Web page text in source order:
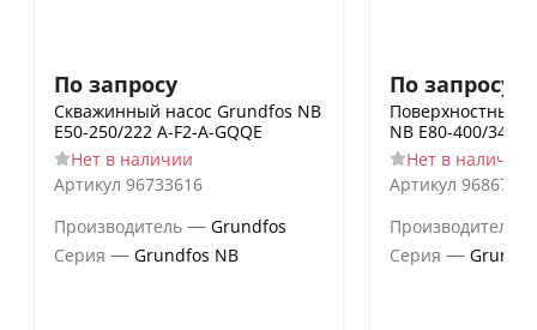
По запросу
Скважинный насос Grundfos NB
E50-250/222 A-F2-A-GQQE
Нет в наличии
Артикул 96733616
Производитель — Grundfos
Серия — Grundfos NB
По запросу
Поверхностный
NB E80-400/347
Нет в наличии
Артикул 96867220
Производитель
Серия —